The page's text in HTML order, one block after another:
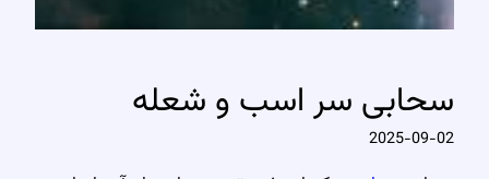
سحابی سر اسب و شعله
2025-09-02